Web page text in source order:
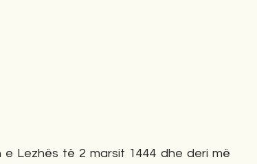
e Lezhës të 2 marsit 1444 dhe deri më